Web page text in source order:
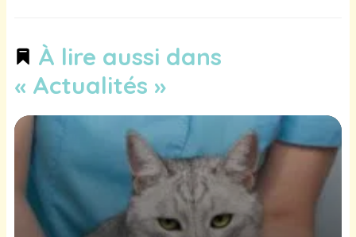
À lire aussi dans
« Actualités »